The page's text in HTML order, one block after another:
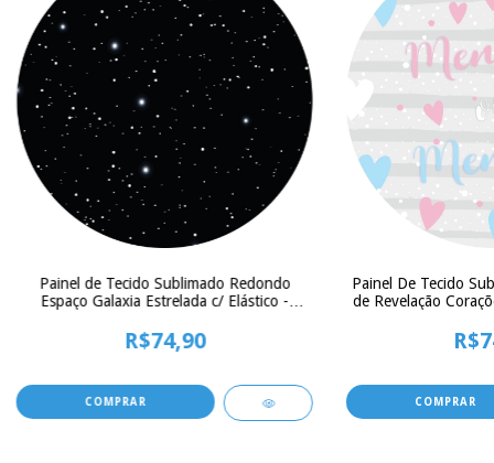
Painel de Tecido Sublimado Redondo
Espaço Galaxia Estrelada c/ Elástico -
R$74,90
Painel De Tecido
de Revelação